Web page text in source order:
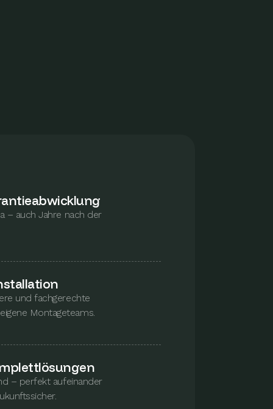
– auch Jahre nach der
und fachgerechte
Montageteams.
– perfekt aufeinander